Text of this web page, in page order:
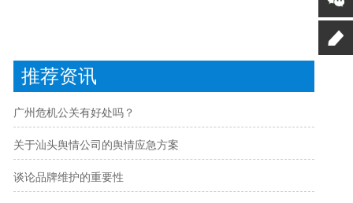
推荐资讯
广州危机公关有好处吗？
关于汕头舆情公司的舆情应急方案
谈论品牌维护的重要性